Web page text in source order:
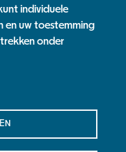
individuele
en uw toestemming
onder
WAAL
NIJMEGEN